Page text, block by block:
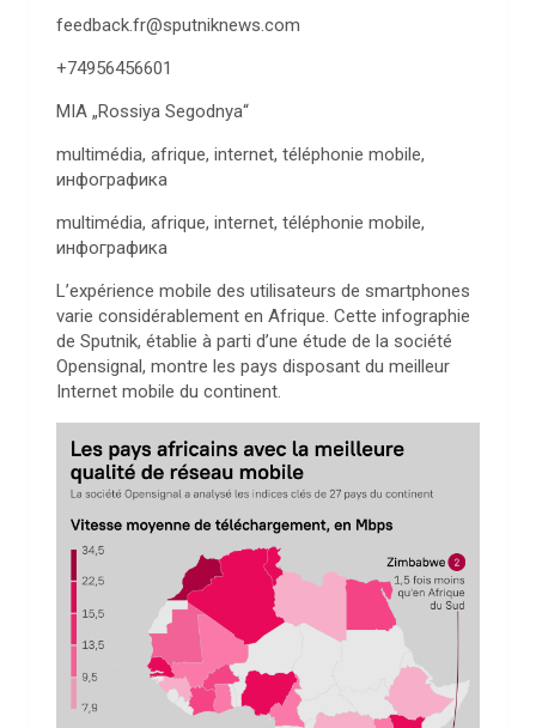
feedback.fr@sputniknews.com
+74956456601
MIA „Rossiya Segodnya“
multimédia, afrique, internet, téléphonie mobile,
инфографика
multimédia, afrique, internet, téléphonie mobile,
инфографика
L’expérience mobile des utilisateurs de smartphones
varie considérablement en Afrique. Cette infographie
de Sputnik, établie à parti d’une étude de la société
Opensignal, montre les pays disposant du meilleur
Internet mobile du continent.